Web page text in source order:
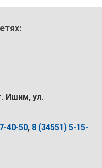
Ишим, ул.
40-50, 8 (34551) 5-15-